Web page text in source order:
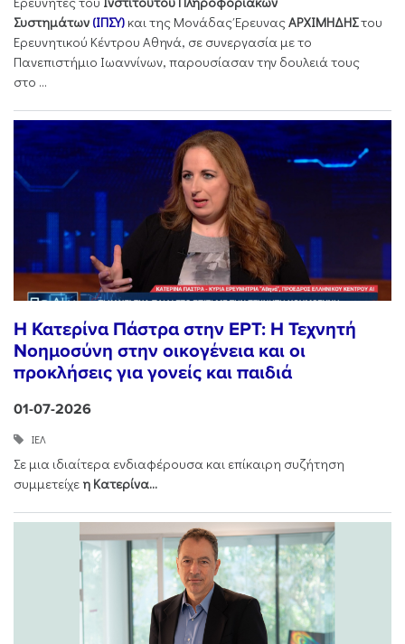
Συστημάτων (ΙΠΣΥ) και της Μονάδας ΈρευναςΑΡΧΙΜΗΔΗΣτου
Ερευνητικού Κέντρου Αθηνά, σε συνεργασία με το
Πανεπιστήμιο Ιωαννίνων, παρουσίασαν την δουλειά τους
στο ...
Η Κατερίνα Πάστρα στην ΕΡΤ: Η Τεχνητή
Νοημοσύνη στην οικογένεια και οι
προκλήσεις για γονείς και παιδιά
01-07-2026
ΙΕΛ
Σε μια ιδιαίτερα ενδιαφέρουσα και επίκαιρη συζήτηση
συμμετείχε η Κατερίνα...